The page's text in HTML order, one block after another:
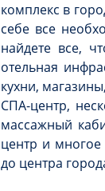
комплекс в
себе все
найдете все,
отельная
кухни,
СПА-центр,
массажный
центр и многое
до центра